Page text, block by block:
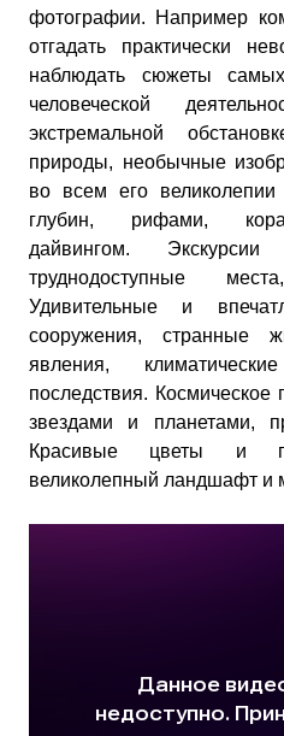
фотографии. Например
отгадать практически
наблюдать сюжеты
человеческой
экстремальной
природы, необычные
во всем его
глубин, рифами,
дайвингом.
труднодоступные
Удивительные и
сооружения, странные
явления,
последствия. Космическое
звездами и планетами,
Красивые цветы и
великолепный ландшафт и